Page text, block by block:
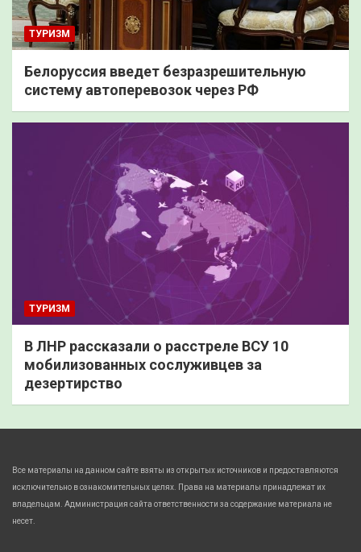
ТУРИЗМ
Белоруссия введет безразрешительную
систему автоперевозок через РФ
ТУРИЗМ
В ЛНР рассказали о расстреле ВСУ 10
мобилизованных сослуживцев за
дезертирство
Все материалы на данном сайте взяты из открытых источников и предоставляются
исключительно в ознакомительных целях. Права на материалы принадлежат их
владельцам. Администрация сайта ответственности за содержание материала не
несет.